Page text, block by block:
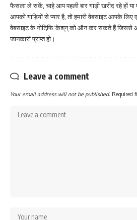
फैसला ले सकें, चाहे आप पहली बार गाड़ी खरीद रहे हों
आपको गाड़ियों से प्यार है, तो हमारी वेबसाइट आपके
वेबसाइट के नोटिफि़ˈकेश्‌न्‌ को ऑन कर सकते हैं जिससे
जानकारी प्राप्त हो।
Leave a comment
Your email address will not be published. Required